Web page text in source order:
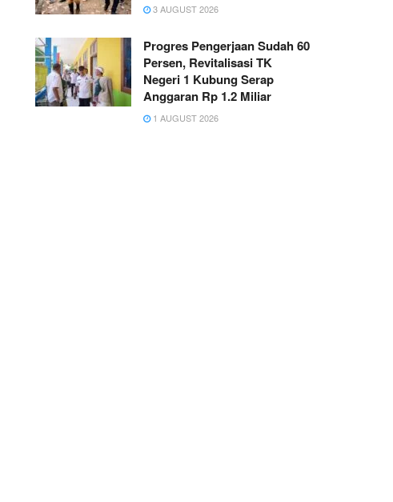
3 AUGUST 2026
Progres Pengerjaan Sudah 60
Persen, Revitalisasi TK
Negeri 1 Kubung Serap
Anggaran Rp 1.2 Miliar
1 AUGUST 2026